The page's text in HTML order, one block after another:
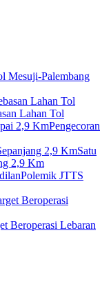
Mesuji-Palembang
Lahan Tol
Pengecoran
Satu
2,9 Km
Polemik JTTS
Beroperasi Lebaran